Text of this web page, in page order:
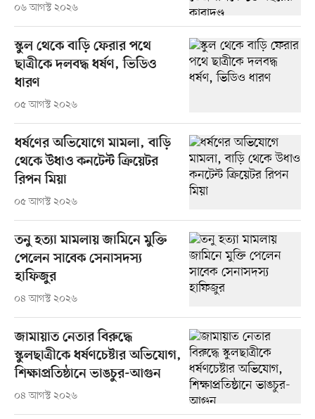
০৬ আগস্ট ২০২৬
স্কুল থেকে বাড়ি ফেরার পথে
ছাত্রীকে দলবদ্ধ ধর্ষণ, ভিডিও
ধারণ
০৫ আগস্ট ২০২৬
ধর্ষণের অভিযোগে মামলা, বাড়ি
থেকে উধাও কনটেন্ট ক্রিয়েটর
রিপন মিয়া
০৫ আগস্ট ২০২৬
তনু হত্যা মামলায় জামিনে মুক্তি
পেলেন সাবেক সেনাসদস্য
হাফিজুর
০৪ আগস্ট ২০২৬
জামায়াত নেতার বিরুদ্ধে
স্কুলছাত্রীকে ধর্ষণচেষ্টার অভিযোগ,
শিক্ষাপ্রতিষ্ঠানে ভাঙচুর-আগুন
০৪ আগস্ট ২০২৬